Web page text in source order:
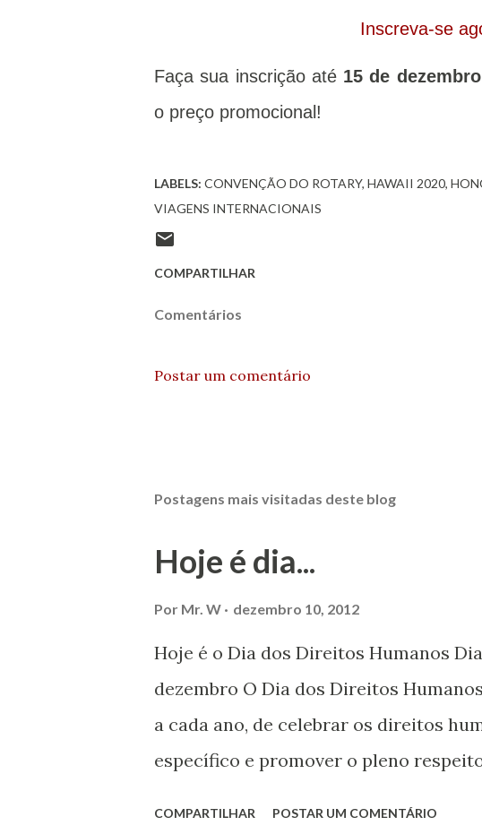
Inscreva-se
Faça sua inscrição até 15 de dezembro
o preço promocional!
LABELS: CONVENÇÃO DO ROTARY HAWAII 2020
VIAGENS INTERNACIONAIS
COMPARTILHAR
Comentários
Postar um comentário
Postagens mais visitadas deste blog
Hoje é dia...
Por Mr. W dezembro 10, 2012
Hoje é o Dia dos Direitos Humanos
dezembro O Dia dos Direitos
a cada ano, de celebrar os direitos
específico e promover o pleno
COMPARTILHAR POSTAR UM COMENTÁRIO